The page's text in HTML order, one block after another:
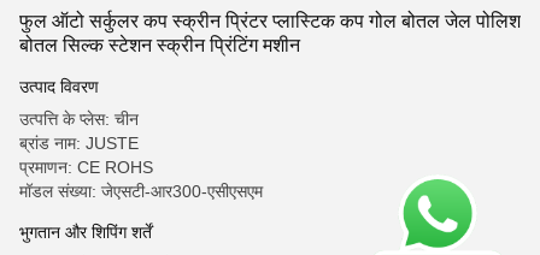
फुल ऑटो सर्कुलर कप स्क्रीन प्रिंटर प्लास्टिक कप गोल बोतल जेल पोलिश
बोतल सिल्क स्टेशन स्क्रीन प्रिंटिंग मशीन
उत्पाद विवरण
उत्पत्ति के प्लेस: चीन
ब्रांड नाम: JUSTE
प्रमाणन: CE ROHS
मॉडल संख्या: जेएसटी-आर300-एसीएसएम
भुगतान और शिपिंग शर्तें